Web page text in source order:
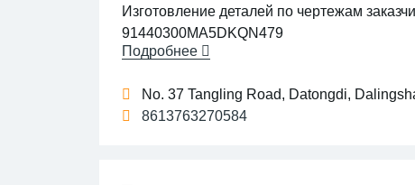
Изготовление деталей по чертежам
91440300MA5DKQN479
Подробнее
No. 37 Tangling Road, Datongdi,
8613763270584